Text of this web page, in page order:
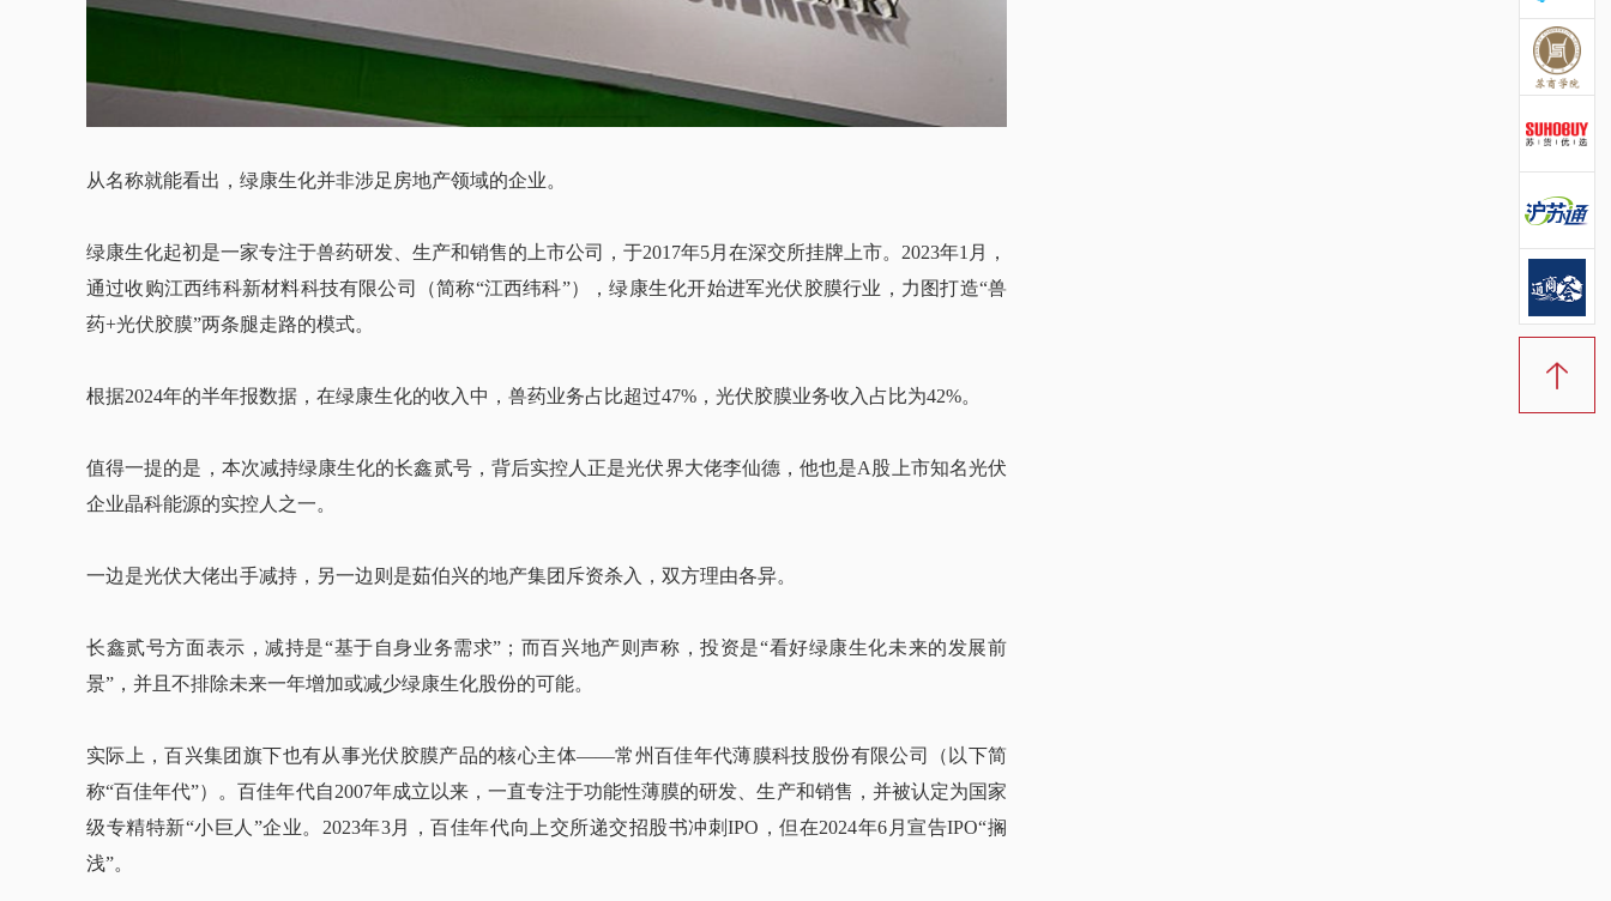
从名称就能看出，绿康生化并非涉足房地产领域的企业。
绿康生化起初是一家专注于兽药研发、生产和销售的上市公司，于2017年5月在深交所挂牌上市。2023年1月，
通过收购江西纬科新材料科技有限公司（简称“江西纬科”），绿康生化开始进军光伏胶膜行业，力图打造“兽
药+光伏胶膜”两条腿走路的模式。
根据2024年的半年报数据，在绿康生化的收入中，兽药业务占比超过47%，光伏胶膜业务收入占比为42%。
值得一提的是，本次减持绿康生化的长鑫贰号，背后实控人正是光伏界大佬李仙德，他也是A股上市知名光伏
企业晶科能源的实控人之一。
一边是光伏大佬出手减持，另一边则是茹伯兴的地产集团斥资杀入，双方理由各异。
长鑫贰号方面表示，减持是“基于自身业务需求”；而百兴地产则声称，投资是“看好绿康生化未来的发展前
景”，并且不排除未来一年增加或减少绿康生化股份的可能。
实际上，百兴集团旗下也有从事光伏胶膜产品的核心主体——常州百佳年代薄膜科技股份有限公司（以下简
称“百佳年代”）。百佳年代自2007年成立以来，一直专注于功能性薄膜的研发、生产和销售，并被认定为国家
级专精特新“小巨人”企业。2023年3月，百佳年代向上交所递交招股书冲刺IPO，但在2024年6月宣告IPO“搁
浅”。